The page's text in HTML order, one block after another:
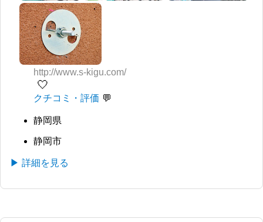
http://www.s-kigu.com/
🤍
クチコミ・評価
静岡県
静岡市
▶ 詳細を見る